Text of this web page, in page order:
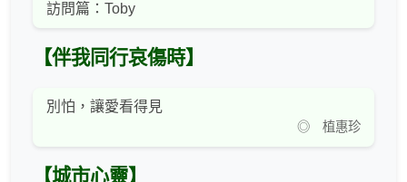
訪問篇：Toby
【伴我同行哀傷時】
別怕，讓愛看得見
◎ 植惠珍
【城市心靈】